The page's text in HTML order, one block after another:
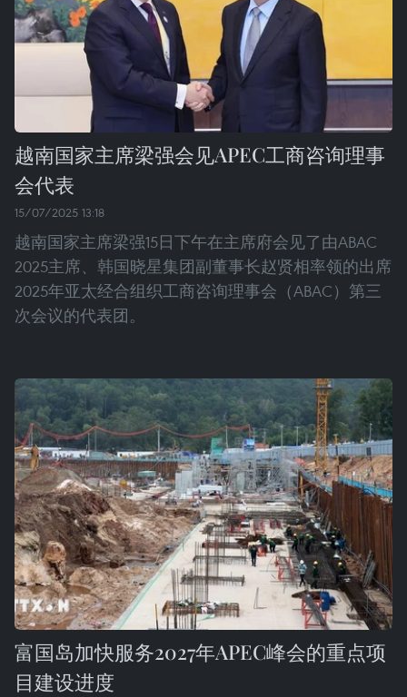
越南国家主席梁强会见APEC工商咨询理事
会代表
15/07/2025 13:18
越南国家主席梁强15日下午在主席府会见了由ABAC
2025主席、韩国晓星集团副董事长赵贤相率领的出席
2025年亚太经合组织工商咨询理事会（ABAC）第三
次会议的代表团。
富国岛加快服务2027年APEC峰会的重点项
目建设进度